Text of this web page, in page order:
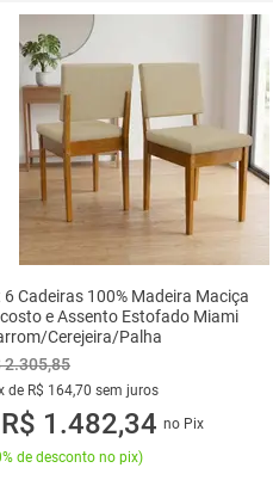
6 Cadeiras 100% Madeira Maciça
e Assento Estofado Miami
Cerejeira/Palha
2.305,85
de R$ 164,70 sem juros
vez de R$ 164,70 sem juros
R$ 1.482,34 no Pix
de desconto no pix)